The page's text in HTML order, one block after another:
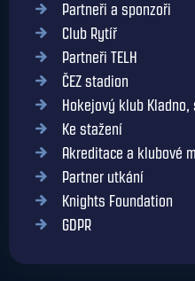
Partneři a sponzoři
Club Rytíř
Partneři TELH
ČEZ stadion
Hokejový klub
Ke stažení
Akreditace a klubové
Partner utkání
Knights Foundation
GDPR